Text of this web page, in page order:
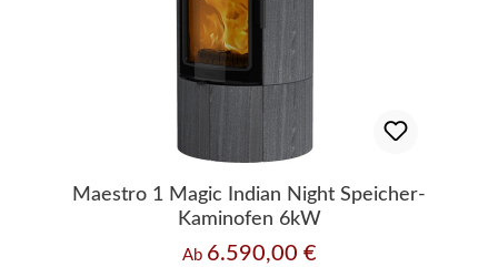
Maestro 1 Magic Indian Night Speicher-
Kaminofen 6kW
Regulärer Preis:
Ab 6.590,00 €